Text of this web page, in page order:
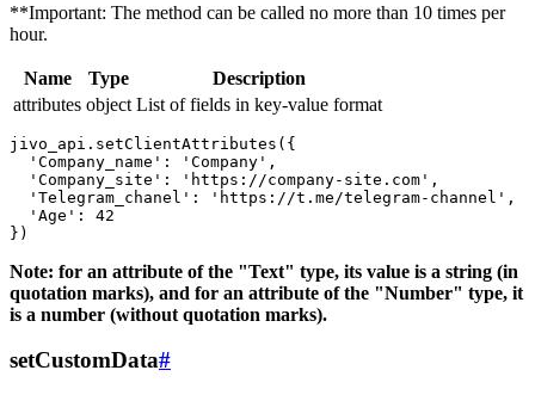
**Important: The method can be called no more than 10 times per
hour.
Name Type
Description
attributes object List of fields in key-value format
jivo_api.setClientAttributes({
  'Company_name': 'Company',
  'Company_site': 'https://company-site.com',
  'Telegram_chanel': 'https://t.me/telegram-channel',
  'Age': 42
Note: for an attribute of the "Text" type, its value is a string (in
quotation marks), and for an attribute of the "Number" type, it
is a number (without quotation marks).
setCustomData#